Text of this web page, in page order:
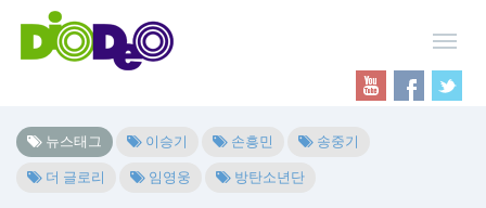
뉴스태그 이승기 손흥민
송중기
더 글로리
임영웅 방탄소년단